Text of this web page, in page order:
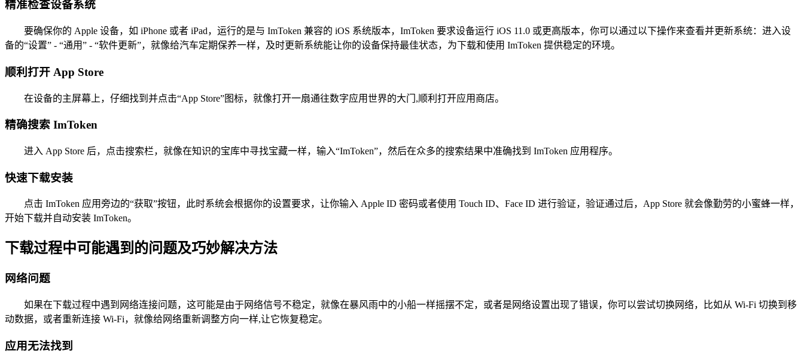
精准检查设备系统
要确保你的 Apple 设备，如 iPhone 或者 iPad，运行的是与 ImToken 兼容的 iOS 系统版本，ImToken 要求设备运行 iOS 11.0 或更高版本，你可以通过以下操作来查看并更新系统：进入设
备的“设置” - “通用” - “软件更新”，就像给汽车定期保养一样，及时更新系统能让你的设备保持最佳状态，为下载和使用 ImToken 提供稳定的环境。
顺利打开 App Store
在设备的主屏幕上，仔细找到并点击“App Store”图标，就像打开一扇通往数字应用世界的大门,顺利打开应用商店。
精确搜索 ImToken
进入 App Store 后，点击搜索栏，就像在知识的宝库中寻找宝藏一样，输入“ImToken”，然后在众多的搜索结果中准确找到 ImToken 应用程序。
快速下载安装
点击 ImToken 应用旁边的“获取”按钮，此时系统会根据你的设置要求，让你输入 Apple ID 密码或者使用 Touch ID、Face ID 进行验证，验证通过后，App Store 就会像勤劳的小蜜蜂一样，
开始下载并自动安装 ImToken。
下载过程中可能遇到的问题及巧妙解决方法
网络问题
如果在下载过程中遇到网络连接问题，这可能是由于网络信号不稳定，就像在暴风雨中的小船一样摇摆不定，或者是网络设置出现了错误，你可以尝试切换网络，比如从 Wi-Fi 切换到移
动数据，或者重新连接 Wi-Fi，就像给网络重新调整方向一样,让它恢复稳定。
应用无法找到